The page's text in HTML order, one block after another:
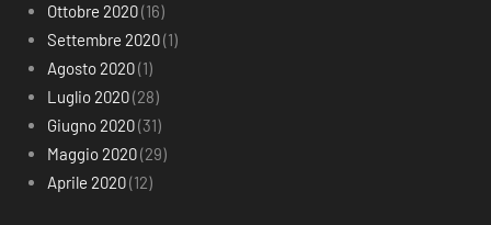
Ottobre 2020(16)
Settembre 2020(1)
Agosto 2020(1)
Luglio 2020(28)
Giugno 2020(31)
Maggio 2020(29)
Aprile 2020(12)